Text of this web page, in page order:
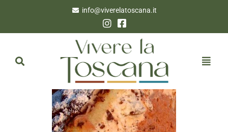
info@viverelatoscana.it